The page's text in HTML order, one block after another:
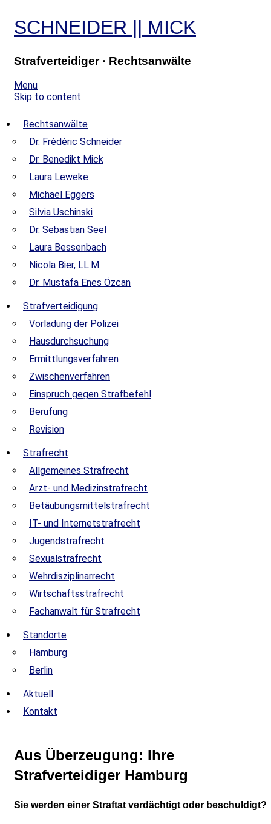
SCHNEIDER || MICK
Strafverteidiger · Rechtsanwälte
Menu
Skip to content
Rechtsanwälte
Dr. Frédéric Schneider
Dr. Benedikt Mick
Laura Leweke
Michael Eggers
Silvia Uschinski
Dr. Sebastian Seel
Laura Bessenbach
Nicola Bier, LL.M.
Dr. Mustafa Enes Özcan
Strafverteidigung
Vorladung der Polizei
Hausdurchsuchung
Ermittlungsverfahren
Zwischenverfahren
Einspruch gegen Strafbefehl
Berufung
Revision
Strafrecht
Allgemeines Strafrecht
Arzt- und Medizinstrafrecht
Betäubungsmittelstrafrecht
IT- und Internetstrafrecht
Jugendstrafrecht
Sexualstrafrecht
Wehrdisziplinarrecht
Wirtschaftsstrafrecht
Fachanwalt für Strafrecht
Standorte
Hamburg
Berlin
Aktuell
Kontakt
Aus Überzeugung: Ihre
Strafverteidiger Hamburg
Sie werden einer Straftat verdächtigt oder beschuldigt?